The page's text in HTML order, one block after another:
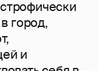
город,
и